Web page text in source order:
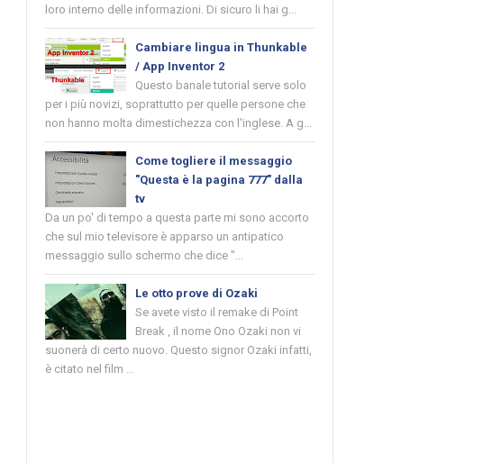
loro interno delle informazioni. Di sicuro li hai g...
Cambiare lingua in Thunkable
/ App Inventor 2
Questo banale tutorial serve solo
per i più novizi, soprattutto per quelle persone che
non hanno molta dimestichezza con l'inglese. A g...
Come togliere il messaggio
"Questa è la pagina 777" dalla
tv
Da un po' di tempo a questa parte mi sono accorto
che sul mio televisore è apparso un antipatico
messaggio sullo schermo che dice "...
Le otto prove di Ozaki
Se avete visto il remake di Point
Break , il nome Ono Ozaki non vi
suonerà di certo nuovo. Questo signor Ozaki infatti,
è citato nel film ...